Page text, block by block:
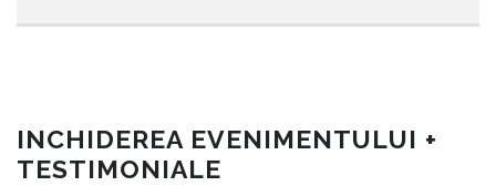
INCHIDEREA EVENIMENTULUI +
TESTIMONIALE